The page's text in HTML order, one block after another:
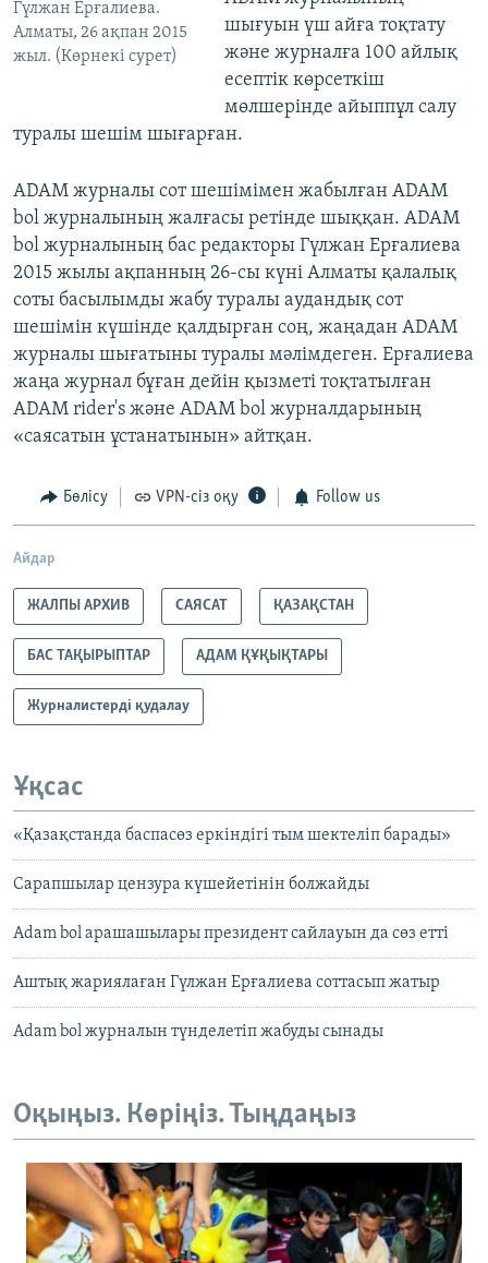
Гүлжан Ерғалиева.
Алматы, 26 ақпан 2015
жыл. (Көрнекі сурет)
шығуын үш айға тоқтату
және журналға 100 айлық
есептік көрсеткіш
мөлшерінде айыппұл салу
туралы шешім шығарған.
ADAM журналы сот шешімімен жабылған ADAM
bol журналының жалғасы ретінде шыққан. ADAM
bol журналының бас редакторы Гүлжан Ерғалиева
2015 жылы ақпанның 26-сы күні Алматы қалалық
соты басылымды жабу туралы аудандық сот
шешімін күшінде қалдырған соң, жаңадан ADAM
журналы шығатыны туралы мәлімдеген. Ерғалиева
жаңа журнал бұған дейін қызметі тоқтатылған
ADAM rider's және ADAM bol журналдарының
«саясатын ұстанатынын» айтқан.
Бөлісу VPN-сіз оқу Follow us
Айдар
ЖАЛПЫ АРХИВ САЯСАТ ҚАЗАҚСТАН
БАС ТАҚЫРЫПТАР АДАМ ҚҰҚЫҚТАРЫ
Журналистерді қудалау
Ұқсас
«Қазақстанда баспасөз еркіндігі тым шектеліп барады»
Сарапшылар цензура күшейетінін болжайды
Adam bol арашашылары президент сайлауын да сөз етті
Аштық жариялаған Гүлжан Ерғалиева соттасып жатыр
Adam bol журналын түнделетіп жабуды сынады
Оқыңыз. Көріңіз. Тыңдаңыз